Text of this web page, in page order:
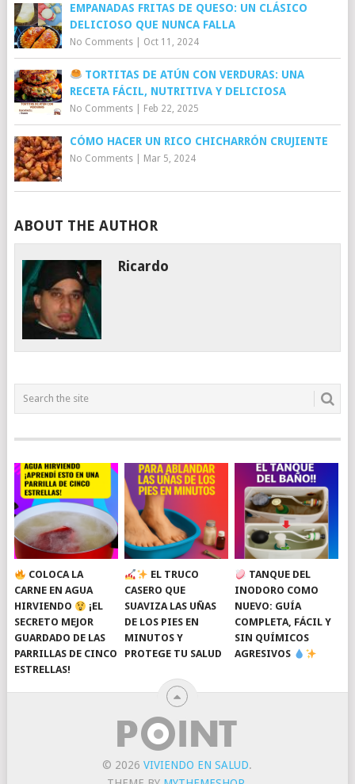
EMPANADAS FRITAS DE QUESO: UN CLÁSICO
DELICIOSO QUE NUNCA FALLA
No Comments| Oct 11, 2024
TORTITAS DE ATÚN CON VERDURAS: UNA
RECETA FÁCIL, NUTRITIVA Y DELICIOSA
No Comments| Feb 22, 2025
CÓMO HACER UN RICO CHICHARRÓN CRUJIENTE
No Comments| Mar 5, 2024
ABOUT THE AUTHOR
Ricardo
COLOCA LA
CARNE EN AGUA
HIRVIENDO
¡EL
SECRETO MEJOR
GUARDADO DE LAS
PARRILLAS DE CINCO
ESTRELLAS!
EL TRUCO
CASERO QUE
SUAVIZA LAS UÑAS
DE LOS PIES EN
MINUTOS Y
PROTEGE TU SALUD
TANQUE DEL
INODORO COMO
NUEVO: GUÍA
COMPLETA, FÁCIL Y
SIN QUÍMICOS
AGRESIVOS
© 2026VIVIENDO EN SALUD.